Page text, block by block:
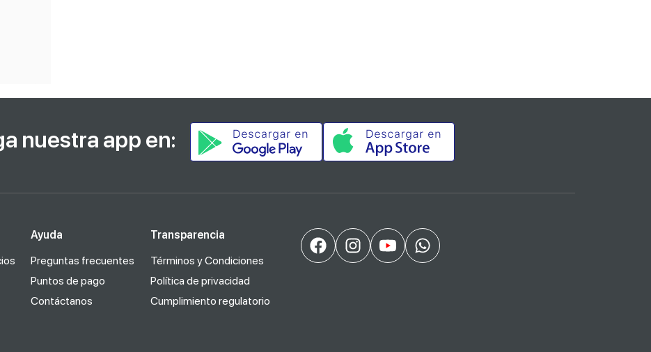
nuestra app en:
Ayuda
Preguntas frecuentes
Puntos de pago
Contáctanos
Transparencia
Términos y Condiciones
Política de privacidad
Cumplimiento regulatorio